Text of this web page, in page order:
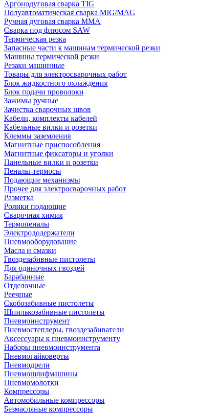
Аргонодуговая сварка TIG
Полуавтоматическая сварка MIG/MAG
Ручная дуговая сварка MMA
Сварка под флюсом SAW
Термическая резка
Запасные части к машинам термической резки
Машины термической резки
Резаки машинные
Товары для электросварочных работ
Блок жидкостного охлаждения
Блок подачи проволоки
Зажимы ручные
Зачистка сварочных швов
Кабели, комплекты кабелей
Кабельные вилки и розетки
Клеммы заземления
Магнитные приспособления
Магнитные фиксаторы и уголки
Панельные вилки и розетки
Пеналы-термосы
Подающие механизмы
Прочее для электросварочных работ
Разметка
Ролики подающие
Сварочная химия
Термопеналы
Электрододержатели
Пневмооборудование
Масла и смазки
Гвоздезабивные пистолеты
Для одиночных гвоздей
Барабанные
Отделочные
Реечные
Скобозабивные пистолеты
Шпилькозабивные пистолеты
Пневмоинструмент
Пневмостеплеры, гвоздезабиватели
Аксессуары к пневмоинструменту
Наборы пневмоинструмента
Пневмогайковерты
Пневмодрели
Пневмошлифмашины
Пневмомолотки
Компрессоры
Автомобильные компрессоры
Безмасляные компрессоры